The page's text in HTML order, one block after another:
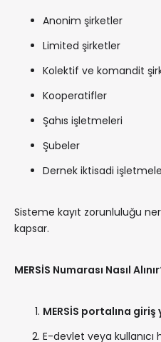
Anonim şirketler
Limited şirketler
Kolektif ve komandit
Kooperatifler
Şahıs işletmeleri
Şubeler
Dernek iktisadi
Sisteme kayıt zorunluluğu
kapsar.
MERSİS Numarası Nasıl
MERSİS portalına giriş
E-devlet veya kullanıcı